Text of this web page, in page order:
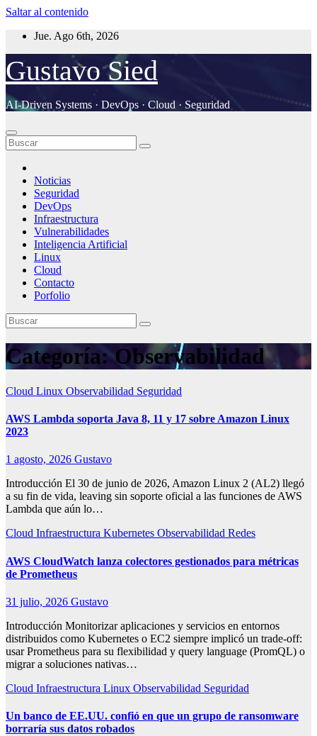
Saltar al contenido
Jue. Ago 6th, 2026
Gustavo Sied
AI-Driven Systems · DevOps · Cloud · Seguridad
Noticias
Seguridad
DevOps
Infraestructura
Vulnerabilidades
Inteligencia Artificial
Linux
Cloud
Contacto
Porfolio
Categoría:Observabilidad
Cloud Linux Observabilidad Seguridad
AWS Lambda soporta Java 8, 11 y 17 sobre Amazon Linux
2023
1 agosto, 2026 Gustavo
Introducción El 30 de junio de 2026, Amazon Linux 2 (AL2) llegó
a su fin de vida, leaving sin soporte oficial a las funciones de AWS
Lambda que aún lo…
Cloud Infraestructura Kubernetes Observabilidad Redes
AWS CloudWatch lanza colectores gestionados para métricas
de Prometheus
31 julio, 2026 Gustavo
Introducción Monitorizar aplicaciones y servicios en entornos
distribuidos como Kubernetes o EC2 siempre implicó un trade-off:
usar Prometheus para su flexibilidad y query language (PromQL) o
migrar a soluciones nativas…
Cloud Infraestructura Linux Observabilidad Seguridad
Un banco de EE.UU. confió en que un grupo de ransomware
borraría sus datos robados